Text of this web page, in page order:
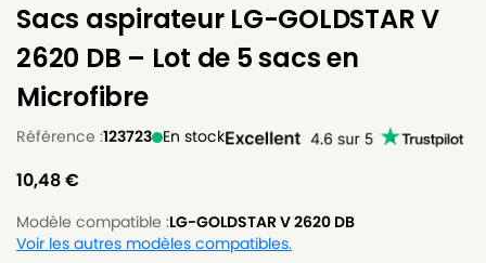
Sacs aspirateur LG-GOLDSTAR V
2620 DB – Lot de 5 sacs en
Microfibre
Référence :123723 En stock
10,48€
Modèle compatible :LG-GOLDSTAR V 2620 DB
Voir les autres modèles compatibles.